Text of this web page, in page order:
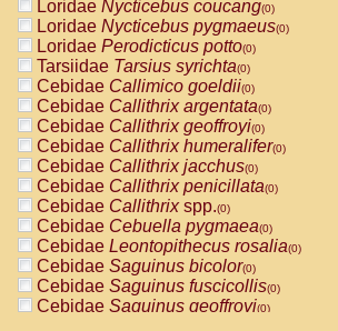
AtelidaeLagothrix lagothricha cana
PitheciidaeCacajao calvus
PitheciidaeCallicebus cupreus
PitheciidaeCallicebus donacophilus
PitheciidaeCallicebus moloch
PitheciidaeCallicebus torquatus
PitheciidaeCallicebusspp.(0)
PitheciidaeChiropotes satanas(0)
PitheciidaePithecia monachus
PitheciidaePithecia pithecia(0)
CercopithecidaeCercocebus agilis
CercopithecidaeCercocebus
CercopithecidaeCercocebus
CercopithecidaeCercocebus
CercopithecidaeCercocebus
CercopithecidaeCercocebushybrid
Loridae Nycticebus coucang(0)
Loridae Nycticebus pygmaeus(0)
Loridae Perodicticus potto(0)
Tarsiidae Tarsius syrichta(0)
Cebidae Callimico goeldii(0)
Cebidae Callithrix argentata(0)
Cebidae Callithrix geoffroyi(0)
Cebidae Callithrix humeralifer(0)
Cebidae Callithrix jacchus(0)
Cebidae Callithrix penicillata(0)
Cebidae Callithrixspp.(0)
Cebidae Cebuella pygmaea(0)
Cebidae Leontopithecus rosalia(0)
Cebidae Saguinus bicolor(0)
Cebidae Saguinus fuscicollis(0)
Cebidae Saguinus geoffroyi(0)